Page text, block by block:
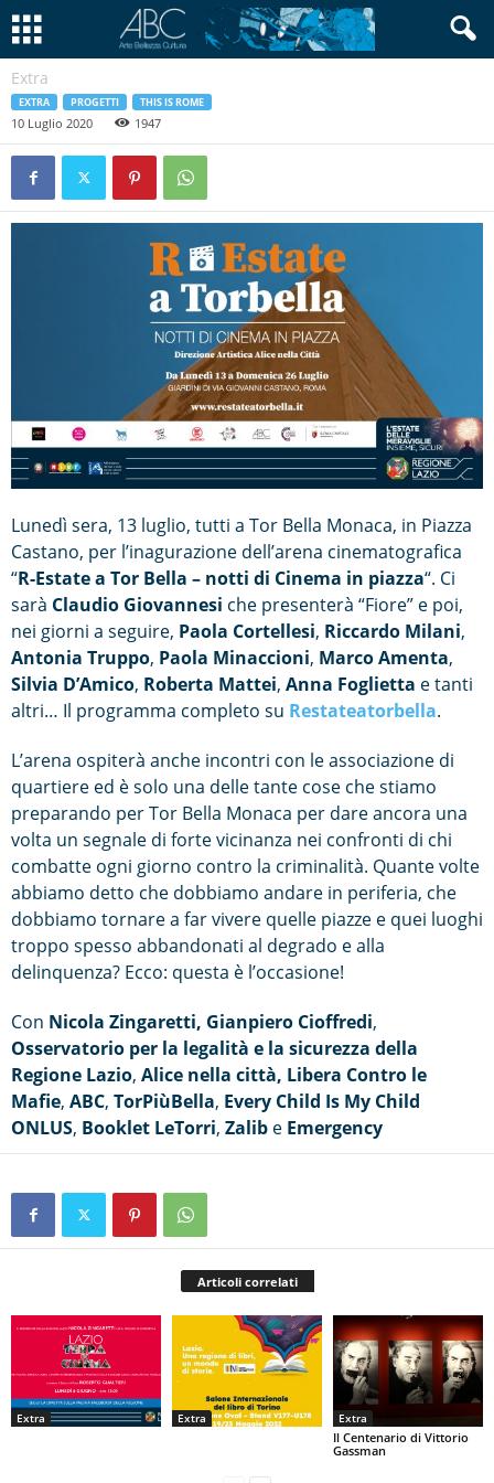
Extra
EXTRA PROGETTI THIS IS ROME
10 Luglio 2020 1947
Lunedì sera, 13 luglio, tutti a Tor Bella Monaca, in Piazza
Castano, per l’inagurazione dell’arena cinematografica
“R-Estate a Tor Bella – notti di Cinema in piazza“. Ci
sarà Claudio Giovannesi che presenterà “Fiore” e poi,
nei giorni a seguire, Paola Cortellesi, Riccardo Milani,
Antonia Truppo, Paola Minaccioni, Marco Amenta,
Silvia D’Amico, Roberta Mattei, Anna Foglietta e tanti
altri… Il programma completo su Restateatorbella.
L’arena ospiterà anche incontri con le associazione di
quartiere ed è solo una delle tante cose che stiamo
preparando per Tor Bella Monaca per dare ancora una
volta un segnale di forte vicinanza nei confronti di chi
combatte ogni giorno contro la criminalità. Quante volte
abbiamo detto che dobbiamo andare in periferia, che
dobbiamo tornare a far vivere quelle piazze e quei luoghi
troppo spesso abbandonati al degrado e alla
delinquenza? Ecco: questa è l’occasione!
Con Nicola Zingaretti, Gianpiero Cioffredi,
Osservatorio per la legalità e la sicurezza della
Regione Lazio, Alice nella città, Libera Contro le
Mafie, ABC, TorPiùBella, Every Child Is My Child
ONLUS, Booklet LeTorri, Zalib e Emergency
Articoli correlati
Extra Extra Extra
Il Centenario di Vittorio
Gassman